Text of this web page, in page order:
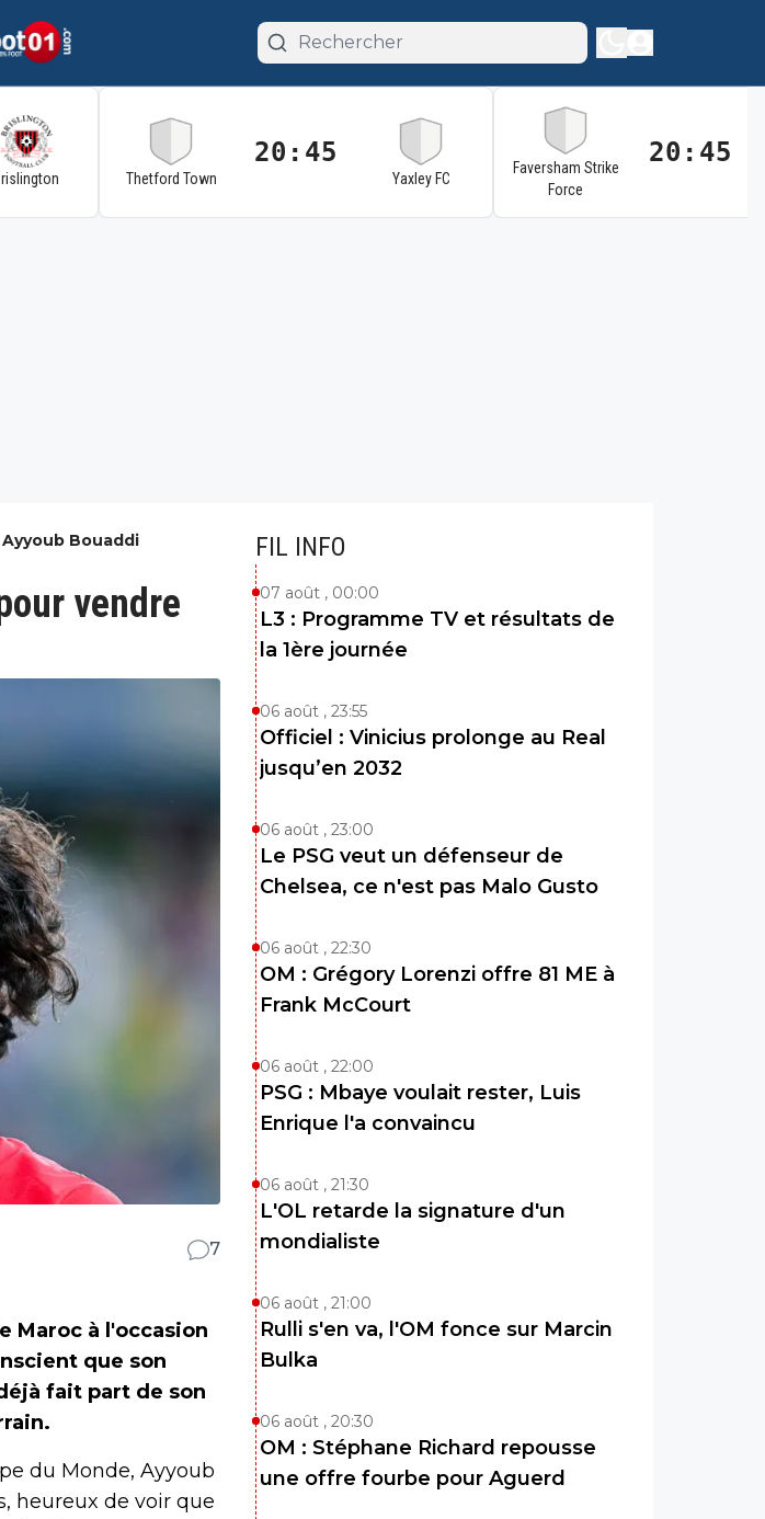
Thetford Town
20:45
Yaxley FC
Faversham Strike
Force
20:45
Ayyoub Bouaddi
vendre
7
Maroc à l'occasion
que son
fait part de son
du Monde, Ayyoub
heureux de voir que
FIL INFO
07 août , 00:00
L3 : Programme TV et résultats de
la 1ère journée
06 août , 23:55
Officiel : Vinicius prolonge au Real
jusqu’en 2032
06 août , 23:00
Le PSG veut un défenseur de
Chelsea, ce n'est pas Malo Gusto
06 août , 22:30
OM : Grégory Lorenzi offre 81 ME à
Frank McCourt
06 août , 22:00
PSG : Mbaye voulait rester, Luis
Enrique l'a convaincu
06 août , 21:30
L'OL retarde la signature d'un
mondialiste
06 août , 21:00
Rulli s'en va, l'OM fonce sur Marcin
Bulka
06 août , 20:30
OM : Stéphane Richard repousse
une offre fourbe pour Aguerd